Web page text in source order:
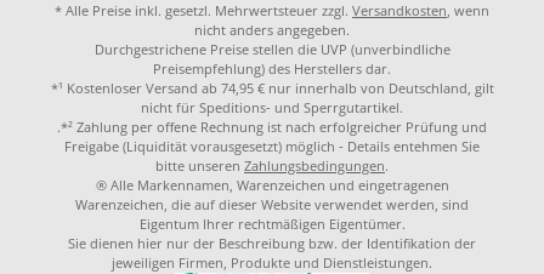
* Alle Preise inkl. gesetzl. Mehrwertsteuer zzgl. Versandkosten, wenn
nicht anders angegeben.
Durchgestrichene Preise stellen die UVP (unverbindliche
Preisempfehlung) des Herstellers dar.
*¹ Kostenloser Versand ab 74,95 € nur innerhalb von Deutschland, gilt
nicht für Speditions- und Sperrgutartikel.
.*² Zahlung per offene Rechnung ist nach erfolgreicher Prüfung und
Freigabe (Liquidität vorausgesetzt) möglich - Details entehmen Sie
bitte unseren Zahlungsbedingungen.
® Alle Markennamen, Warenzeichen und eingetragenen
Warenzeichen, die auf dieser Website verwendet werden, sind
Eigentum Ihrer rechtmäßigen Eigentümer.
Sie dienen hier nur der Beschreibung bzw. der Identifikation der
jeweiligen Firmen, Produkte und Dienstleistungen.